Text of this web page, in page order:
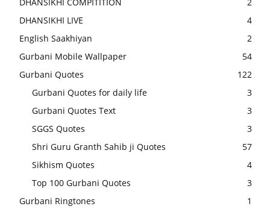
DHANSIKHI LIVE
4
English Saakhiyan
2
Gurbani Mobile Wallpaper
54
Gurbani Quotes
122
Gurbani Quotes for daily life
3
Gurbani Quotes Text
3
SGGS Quotes
3
Shri Guru Granth Sahib ji Quotes
57
Sikhism Quotes
4
Top 100 Gurbani Quotes
3
Gurbani Ringtones
1